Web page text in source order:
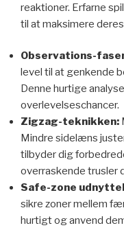
reaktioner. Erfarne
til at maksimere
Observations-
level til at genkende
Denne hurtige
overlevelseschancer.
Zigzag-teknikken:
Mindre sidelæns
tilbyder dig
overraskende trusler
Safe-zone
sikre zoner mellem
hurtigt og anvend